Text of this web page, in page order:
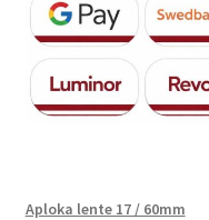
Aploka lente 17 / 60mm